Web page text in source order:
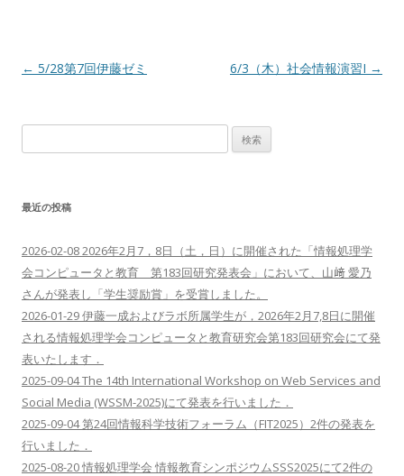
投
ョ
ン
← 5/28第7回伊藤ゼミ 6/3（木）社会情報演習I →
索:
最近の投稿
2026-02-08 2026年2月7，8日（土，日）に開催された「情報処理学
会コンピュータと教育 第183回研究発表会」において、山﨑 愛乃
さんが発表し「学生奨励賞」を受賞しました。
2026-01-29 伊藤一成およびラボ所属学生が，2026年2月7,8日に開催
される情報処理学会コンピュータと教育研究会第183回研究会にて発
表いたします．
2025-09-04 The 14th International Workshop on Web Services and
Social Media (WSSM-2025)にて発表を行いました．
2025-09-04 第24回情報科学技術フォーラム（FIT2025）2件の発表を
行いました．
2025-08-20 情報処理学会 情報教育シンポジウムSSS2025にて2件の